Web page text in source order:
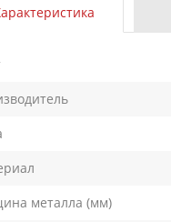
металла (мм)